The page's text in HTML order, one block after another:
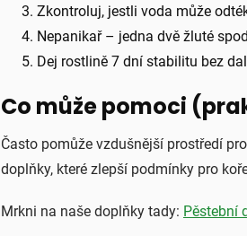
Zkontroluj, jestli voda může
Nepanikař – jedna dvě žluté
Dej rostlině 7 dní stabilitu bez
Co může pomoci
Často pomůže vzdušnější prostředí
doplňky, které zlepší podmínky pro
Mrkni na naše doplňky tady: Pěstební